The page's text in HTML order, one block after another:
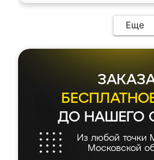
Еще
ДО НАШЕГО
Из любой точки
Московской